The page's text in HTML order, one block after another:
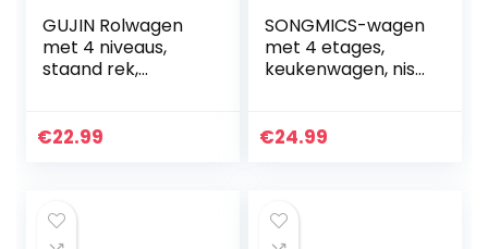
GUJIN Rolwagen
met 4 niveaus,
staand rek,
opbergorganizer
€22.99
SONGMICS-wagen
met 4 etages,
keukenwagen, nis-
badkamer- en
€24.99